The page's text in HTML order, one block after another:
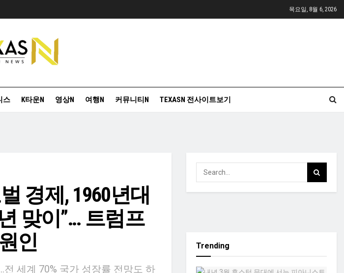
목요일, 8월 6, 2026
스 K타운N 영상N 여행N 커뮤니티N TEXASN 전사이트보기
경제, 1960년대
맞이”… 트럼프
인
전 세계 70% 국가 성장률 전망도 하
Trending